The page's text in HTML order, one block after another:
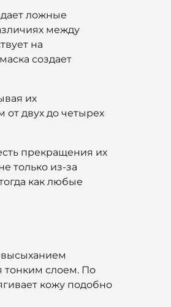
ложные
между
на
создает
их
двух до четырех
прекращения их
только из-за
как любые
тонким слоем. По
кожу подобно